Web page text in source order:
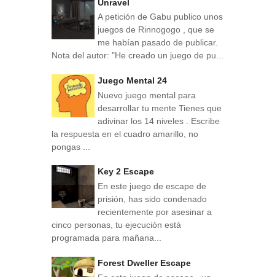
Unravel
A petición de Gabu publico unos
juegos de Rinnogogo , que se
me habían pasado de publicar.
Nota del autor: "He creado un juego de pu...
Juego Mental 24
Nuevo juego mental para
desarrollar tu mente Tienes que
adivinar los 14 niveles . Escribe
la respuesta en el cuadro amarillo, no
pongas ...
Key 2 Escape
En este juego de escape de
prisión, has sido condenado
recientemente por asesinar a
cinco personas, tu ejecución está
programada para mañana...
Forest Dweller Escape